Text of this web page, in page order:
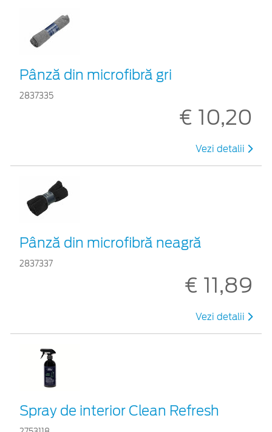
Pânză din microfibră gri
2837335
€ 10,20
Vezi detalii
Pânză din microfibră neagră
2837337
€ 11,89
Vezi detalii
Spray de interior Clean Refresh